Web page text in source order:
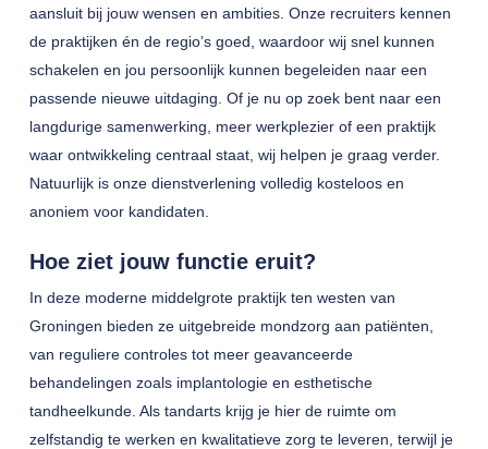
aansluit bij jouw wensen en ambities. Onze recruiters kennen
de praktijken én de regio’s goed, waardoor wij snel kunnen
schakelen en jou persoonlijk kunnen begeleiden naar een
passende nieuwe uitdaging. Of je nu op zoek bent naar een
langdurige samenwerking, meer werkplezier of een praktijk
waar ontwikkeling centraal staat, wij helpen je graag verder.
Natuurlijk is onze dienstverlening volledig kosteloos en
anoniem voor kandidaten.
Hoe ziet jouw functie eruit?
In deze moderne middelgrote praktijk ten westen van
Groningen bieden ze uitgebreide mondzorg aan patiënten,
van reguliere controles tot meer geavanceerde
behandelingen zoals implantologie en esthetische
tandheelkunde. Als tandarts krijg je hier de ruimte om
zelfstandig te werken en kwalitatieve zorg te leveren, terwijl je